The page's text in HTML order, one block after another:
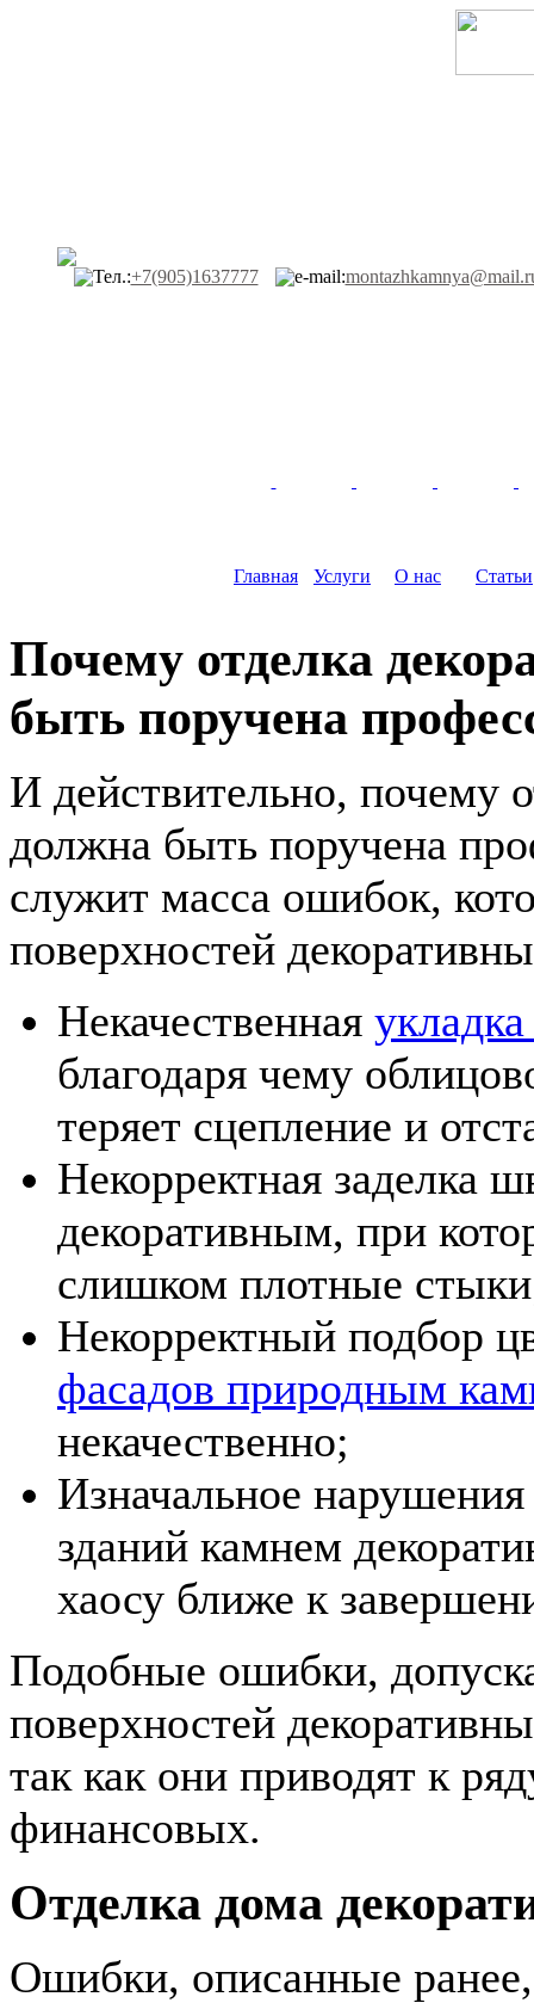
Тел.:+7(905)1637777 e-mail:
Главная Услуги О нас Статьи
Почему отделка
быть поручена
И действительно, почему
должна быть поручена
служит масса ошибок,
поверхностей
Некачественная
благодаря чему
теряет сцепление и
Некорректная заделка
декоративным, при
слишком плотные
Некорректный подбор
фасадов природным
некачественно;
Изначальное
зданий камнем
хаосу ближе к
Подобные ошибки,
поверхностей
так как они приводят к
финансовых.
Отделка дома
Ошибки, описанные